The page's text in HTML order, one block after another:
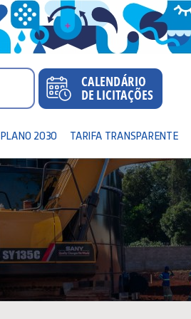
PLANO 2030 TARIFA TRANSPARENTE